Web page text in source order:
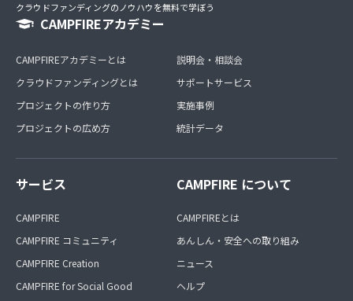
クラウドファンディングのノウハウを無料で学ぼう
CAMPFIREアカデミー
CAMPFIREアカデミーとは
クラウドファンディングとは
プロジェクトの作り方
プロジェクトの広め方
説明会・相談会
サポートサービス
実施事例
統計データ
サービス
CAMPFIRE
CAMPFIRE コミュニティ
CAMPFIRE Creation
CAMPFIRE for Social Good
CAMPFIRE について
CAMPFIREとは
あんしん・安全への取り組み
ニュース
ヘルプ